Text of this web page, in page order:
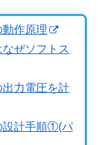
動作原理
なぜソフトス
出力電圧を計
設計手順①(パ